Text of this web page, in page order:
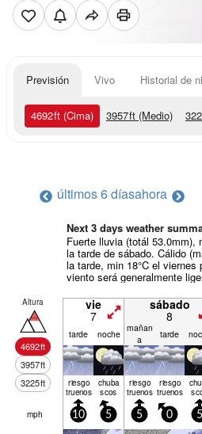
Previsión Vivo Historial de
4692ft (Cima) 3957ft (Medio)
últimos 6 díasahora
Next 3 days weather
Fuerte lluvia (totál 53.0mm),
la tarde de sábado. Cálido
la tarde, min 18°C el viernes
viento será generalmente
Altura
4692ft
3957ft
3225ft
vie
7
sábado
8
tarde noche mañan
a
tarde
riesgo
truenos
chuba
scos
riesgo
truenos
riesgo
truenos
mph 10 5 5 0 5